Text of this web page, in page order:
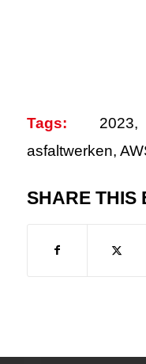
Tags: 2023
asfaltwerken,
SHARE THIS